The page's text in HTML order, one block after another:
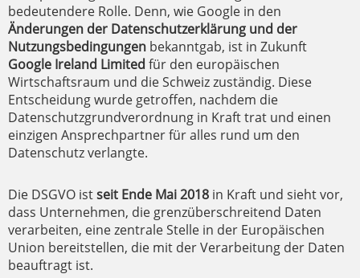
bedeutendere Rolle. Denn, wie Google in den
Änderungen der Datenschutzerklärung und der
Nutzungsbedingungen bekanntgab, ist in Zukunft
Google Ireland Limited für den europäischen
Wirtschaftsraum und die Schweiz zuständig. Diese
Entscheidung wurde getroffen, nachdem die
Datenschutzgrundverordnung in Kraft trat und einen
einzigen Ansprechpartner für alles rund um den
Datenschutz verlangte.
Die DSGVO istseit Ende Mai 2018 in Kraft und sieht vor,
dass Unternehmen, die grenzüberschreitend Daten
verarbeiten, eine zentrale Stelle in der Europäischen
Union bereitstellen, die mit der Verarbeitung der Daten
beauftragt ist.